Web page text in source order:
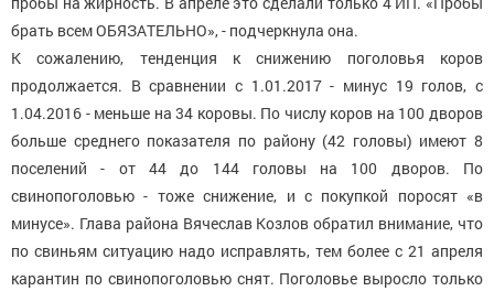
брать всем ОБЯЗАТЕЛЬНО», - подчеркнула она.
К сожалению, тенденция к снижению поголовья коров
продолжается. В сравнении с 1.01.2017 - минус 19 голов, с
1.04.2016 - меньше на 34 коровы. По числу коров на 100 дворов
больше среднего показателя по району (42 головы) имеют 8
поселений - от 44 до 144 головы на 100 дворов. По
свинопоголовью - тоже снижение, и с покупкой поросят «в
минусе». Глава района Вячеслав Козлов обратил внимание, что
по свиньям ситуацию надо исправлять, тем более с 21 апреля
карантин по свинопоголовью снят. Поголовье выросло только